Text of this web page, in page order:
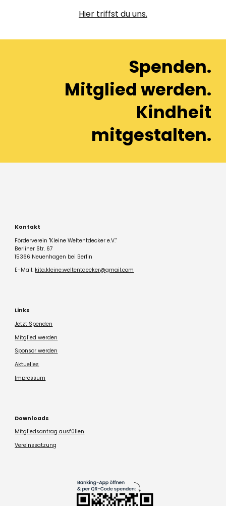
Hier triffst du uns.
Spenden.
Mitglied werden.
Kindheit
mitgestalten.
Kontakt
Förderverein "Kleine Weltentdecker e.V."
Berliner Str. 67
15366 Neuenhagen bei Berlin
E-Mail: kita.kleine.weltentdecker@gmail.com
Links
Jetzt Spenden
Mitglied werden
Sponsor werden
Aktuelles
Impressum
Downloads
Mitgliedsantrag ausfüllen
Vereinssatzung